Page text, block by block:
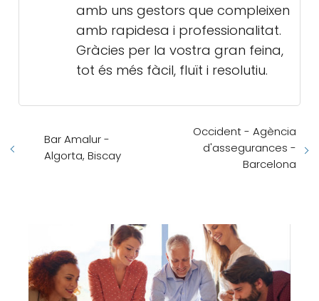
amb uns gestors que compleixen
amb rapidesa i professionalitat.
Gràcies per la vostra gran feina,
tot és més fàcil, fluït i resolutiu.
Bar Amalur -
Algorta, Biscay
Occident - Agència
d'assegurances -
Barcelona